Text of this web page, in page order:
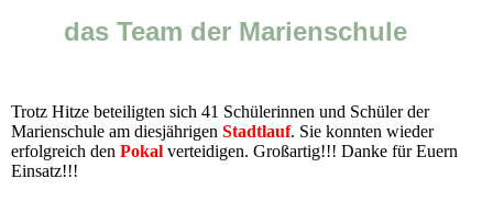
das Team der Marienschule
Trotz Hitze beteiligten sich 41 Schülerinnen und Schüler der
Marienschule am diesjährigen Stadtlauf. Sie konnten wieder
erfolgreich den Pokal verteidigen. Großartig!!! Danke für Euern
Einsatz!!!